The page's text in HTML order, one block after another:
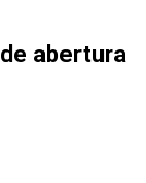
abertura